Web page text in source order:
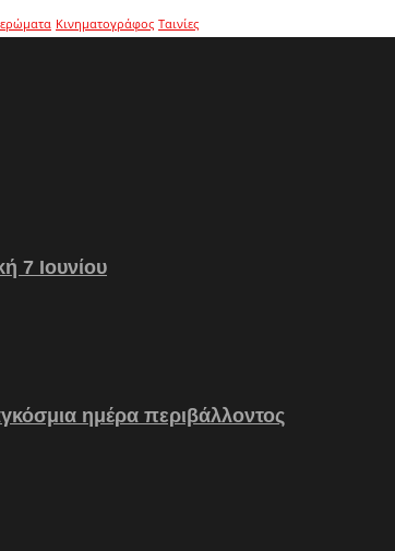
Κινηματογράφος Ταινίες
7 Ιουνίου
ημέρα περιβάλλοντος